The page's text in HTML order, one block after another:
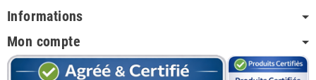
Informations
Mon compte